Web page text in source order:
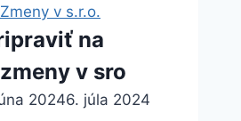
Zmeny v s.r.o.
na
v sro
20246. júla 2024